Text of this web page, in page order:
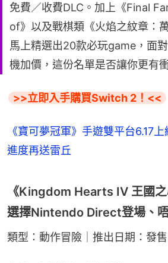
免費／收費DLC。加上《Final
of》以及戰棋類《火焰之紋章：
馬上精選出20款必玩game，面
機加價，這份名單是否讓你更有
>>立即入手購買Switch 2！<<
《寶可夢冠軍》手遊雙平台6.17
進度再送雷丘
《Kingdom Hearts IV 王國之
選擇Nintendo Direct登場、
類型：動作冒險｜推出日期：發